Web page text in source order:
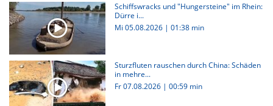
Schiffswracks und "Hungersteine" im Rhein:
Dürre i...
Mi 05.08.2026 | 01:38 min
Sturzfluten rauschen durch China: Schäden
in mehre...
Fr 07.08.2026 | 00:59 min